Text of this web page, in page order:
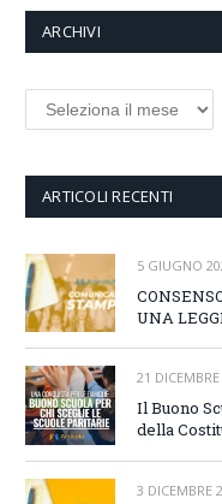
ARCHIVI
Archivi
ARTICOLI RECENTI
5 GIUGNO
UNA
21
Il Buono
della
3 DICEMBRE